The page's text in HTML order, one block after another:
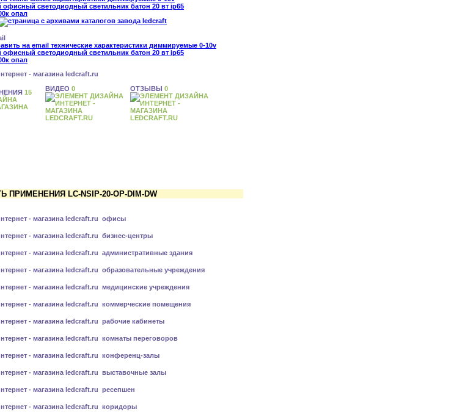
15 ВИДЕО 0 ОТЗЫВЫ 0
ПРИМЕНЕНИЯ LC-NSIP-20-OP-DIM-DW
офисы
бизнес-центры
административные здания
образовательные учреждения
медицинские учреждения
коммерческие помещения
рабочие кабинеты
комнаты переговоров
конференц-залы
выставочные залы
ресепшен
коридоры